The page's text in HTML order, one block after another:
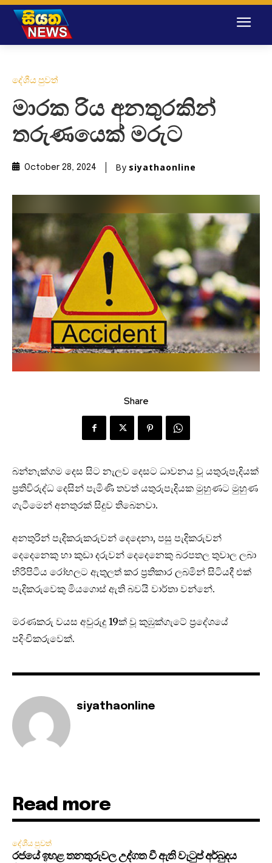
දේශීය පුවත්
මාරක රිය අනතුරකින්
තරුණයෙක් මරුට
October 28, 2024 By siyathaonline
Share
බන්නැක්ගම දෙස සිට නැලව දෙසට ධාවනය වූ යතුරුපැදියක්
ප්‍රතිවිරුද්ධ දෙසින් පැමිණි තවත් යතුරුපැදියක මුහුණට මුහුණ
ගැටීමෙන් අනතුරක් සිදුව තිබෙනවා.
අනතුරින් පැදිකරුකරුවන් දෙදෙනා, පසු පැදිකරුවන්
දෙදෙනෙකු හා කුඩා දරුවන් දෙදෙනෙකු බරපතල තුවාල ලබා
හිරිපිටිය රෝහලට ඇතුලත් කර ප්‍රතිකාර ලබමින් සිටියදී එක්
පැදිකරුවෙකු මියගොස් ඇති බවයි වාර්තා වන්නේ.
මරණකරු වයස අවුරුදු 19ක් වූ කුඹුක්ගැටේ ප්‍රදේශයේ
පදිංචිකරුවෙක්.
siyathaonline
Read more
දේශීය පුවත්
රජයේ ඉහළ තනතුරුවල උද්ගත වී ඇති වැටුප් අර්බුදය